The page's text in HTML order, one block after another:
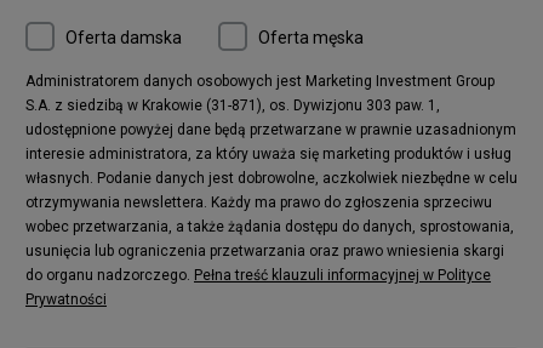
Oferta damska Oferta męska
Administratorem danych osobowych jest Marketing Investment Group
S.A. z siedzibą w Krakowie (31-871), os. Dywizjonu 303 paw. 1,
udostępnione powyżej dane będą przetwarzane w prawnie uzasadnionym
interesie administratora, za który uważa się marketing produktów i usług
własnych. Podanie danych jest dobrowolne, aczkolwiek niezbędne w celu
otrzymywania newslettera. Każdy ma prawo do zgłoszenia sprzeciwu
wobec przetwarzania, a także żądania dostępu do danych, sprostowania,
usunięcia lub ograniczenia przetwarzania oraz prawo wniesienia skargi
do organu nadzorczego. Pełna treść klauzuli informacyjnej w Polityce
Prywatności